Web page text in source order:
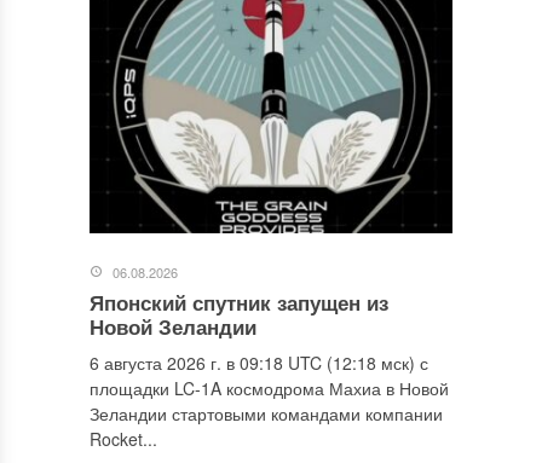
06.08.2026
Японский спутник запущен из
Новой Зеландии
6 августа 2026 г. в 09:18 UTC (12:18 мск) с
площадки LC-1A космодрома Махиа в Новой
Зеландии стартовыми командами компании
Rocket...